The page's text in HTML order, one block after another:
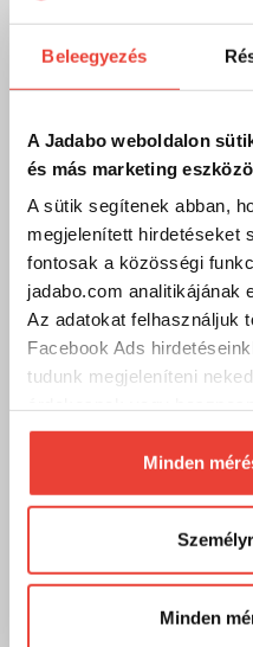
Beleegyezés
A Jadabo weboldalon
és más marketing
A sütik segítenek abban,
megjelenített hirdetéseket
fontosak a közösségi
jadabo.com analitikájának
Az adatokat felhasználjuk
Facebook Ads
tudunk megjeleníteni
biztosításához arra
számunkra minden mérés
Természetesensoha
megváltoztathatod a
Előre is köszönjük!
Minden
Minden
Kérdésed van?
A legfontosabb, hogy
tudásodhoz,
Hívj és segítünk, hogy mivel
csónakban!
Kód:10034384
Telefon
Szakértő kollégáink
segítenek megtalálni
megoldást, felszerelést
+36/1 411 3601
Ha bármilyen kérdésed,
info@jadabo.com, egy